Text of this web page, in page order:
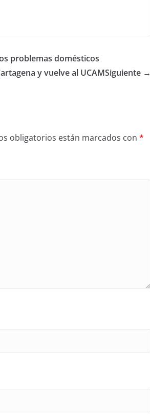
problemas domésticos
y vuelve al UCAMSiguiente →
obligatorios están marcados con *